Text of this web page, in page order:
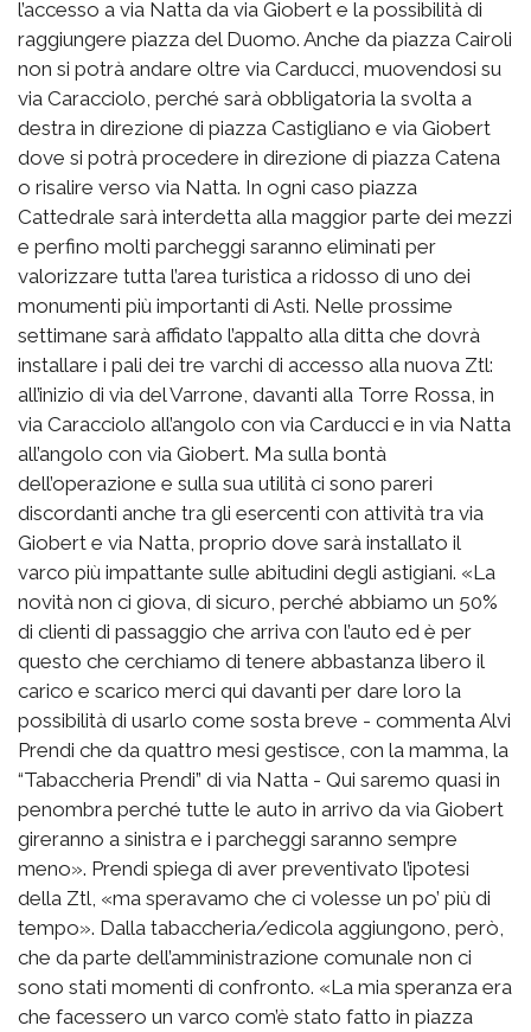
l’accesso a via Natta da via Giobert e la possibilità di
raggiungere piazza del Duomo. Anche da piazza Cairoli
non si potrà andare oltre via Carducci, muovendosi su
via Caracciolo, perché sarà obbligatoria la svolta a
destra in direzione di piazza Castigliano e via Giobert
dove si potrà procedere in direzione di piazza Catena
o risalire verso via Natta. In ogni caso piazza
Cattedrale sarà interdetta alla maggior parte dei mezzi
e perfino molti parcheggi saranno eliminati per
valorizzare tutta l’area turistica a ridosso di uno dei
monumenti più importanti di Asti. Nelle prossime
settimane sarà affidato l’appalto alla ditta che dovrà
installare i pali dei tre varchi di accesso alla nuova Ztl:
all’inizio di via del Varrone, davanti alla Torre Rossa, in
via Caracciolo all’angolo con via Carducci e in via Natta
all’angolo con via Giobert. Ma sulla bontà
dell’operazione e sulla sua utilità ci sono pareri
discordanti anche tra gli esercenti con attività tra via
Giobert e via Natta, proprio dove sarà installato il
varco più impattante sulle abitudini degli astigiani. «La
novità non ci giova, di sicuro, perché abbiamo un 50%
di clienti di passaggio che arriva con l’auto ed è per
questo che cerchiamo di tenere abbastanza libero il
carico e scarico merci qui davanti per dare loro la
possibilità di usarlo come sosta breve - commenta Alvi
Prendi che da quattro mesi gestisce, con la mamma, la
“Tabaccheria Prendi” di via Natta - Qui saremo quasi in
penombra perché tutte le auto in arrivo da via Giobert
gireranno a sinistra e i parcheggi saranno sempre
meno». Prendi spiega di aver preventivato l’ipotesi
della Ztl, «ma speravamo che ci volesse un po’ più di
tempo». Dalla tabaccheria/edicola aggiungono, però,
che da parte dell’amministrazione comunale non ci
sono stati momenti di confronto. «La mia speranza era
che facessero un varco com’è stato fatto in piazza